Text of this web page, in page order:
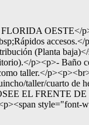
OESTE</
(Planta
p><p>-
taller.</
taller/cuarto de
EL FRENTE